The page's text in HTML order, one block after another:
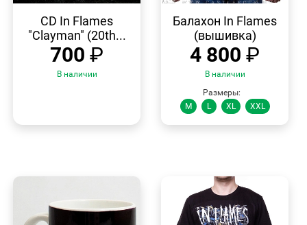
ПРОСМОТР
CD In Flames
"Clayman" (20th...
700 ₽
В наличии
ПРОСМОТР
Балахон In Flames
(вышивка)
4 800 ₽
В наличии
Размеры:
M
L XL XXL